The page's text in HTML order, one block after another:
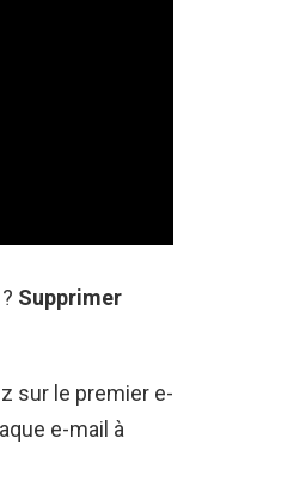
Supprimer
sur le premier e-
e-mail à